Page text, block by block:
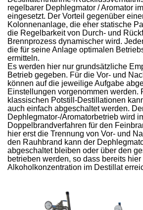
regelbarer Dephlegmator / Aromator
eingesetzt. Der Vorteil gegenüber
Kolonnenanlage, die eher statische
die Regelbarkeit von Durch- und
Brennprozess dynamischer wird.
die für seine Anlage optimalen
ermitteln.
Es werden hier nur grundsätzliche
Betrieb gegeben. Für die Vor- und
können auf die jeweilige Aufgabe
Einstellungen vorgenommen werden.
klassischen Potstill-Destillationen
auch einfach abgeschaltet werden.
Dephlegmator-/Aromatorbetrieb wird
Doppelbrandverfahren für den
hier erst die Trennung von Vor- und
den Rauhbrand kann der
abgeschaltet bleiben oder über den
betrieben werden, so dass bereits
Alkoholkonzentration im Destillat